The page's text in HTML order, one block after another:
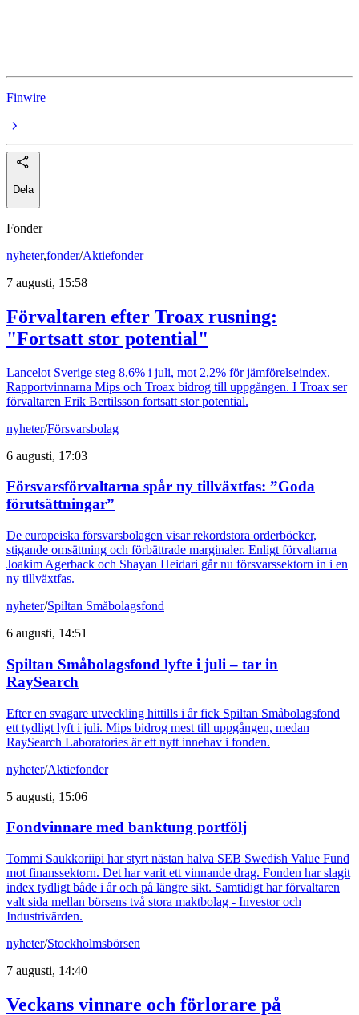
Finwire
Dela
Fonder
nyheter,fonder/Aktiefonder
7 augusti, 15:58
Förvaltaren efter Troax rusning:
"Fortsatt stor potential"
Lancelot Sverige steg 8,6% i juli, mot 2,2% för jämförelseindex.
Rapportvinnarna Mips och Troax bidrog till uppgången. I Troax ser
förvaltaren Erik Bertilsson fortsatt stor potential.
nyheter/Försvarsbolag
6 augusti, 17:03
Försvarsförvaltarna spår ny tillväxtfas: ”Goda
förutsättningar”
De europeiska försvarsbolagen visar rekordstora orderböcker,
stigande omsättning och förbättrade marginaler. Enligt förvaltarna
Joakim Agerback och Shayan Heidari går nu försvarssektorn in i en
ny tillväxtfas.
nyheter/Spiltan Småbolagsfond
6 augusti, 14:51
Spiltan Småbolagsfond lyfte i juli – tar in
RaySearch
Efter en svagare utveckling hittills i år fick Spiltan Småbolagsfond
ett tydligt lyft i juli. Mips bidrog mest till uppgången, medan
RaySearch Laboratories är ett nytt innehav i fonden.
nyheter/Aktiefonder
5 augusti, 15:06
Fondvinnare med banktung portfölj
Tommi Saukkoriipi har styrt nästan halva SEB Swedish Value Fund
mot finanssektorn. Det har varit ett vinnande drag. Fonden har slagit
index tydligt både i år och på längre sikt. Samtidigt har förvaltaren
valt sida mellan börsens två stora maktbolag - Investor och
Industrivärden.
nyheter/Stockholmsbörsen
7 augusti, 14:40
Veckans vinnare och förlorare på